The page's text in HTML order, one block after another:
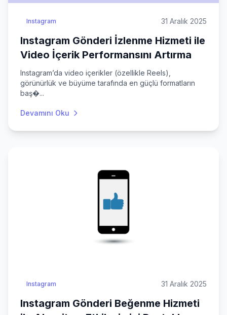
Instagram 31 Aralık 2025
Instagram Gönderi İzlenme Hizmeti ile
Video İçerik Performansını Artırma
Instagram’da video içerikler (özellikle Reels),
görünürlük ve büyüme tarafında en güçlü formatların
baş�...
Devamını Oku
Instagram 31 Aralık 2025
Instagram Gönderi Beğenme Hizmeti